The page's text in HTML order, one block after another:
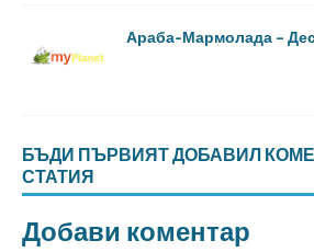
Араба-Мармолада –
БЪДИ ПЪРВИЯТ ДОБАВИЛ
СТАТИЯ
Добави коментар